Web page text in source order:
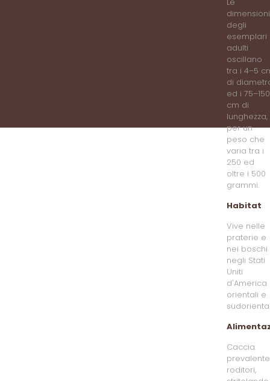
dimensioni
degli
esemplari
adulti
oscillano
tra i 4–5
di
ed i 75–150
cm di
lunghezza,
per un
peso che
varia tra i
250 ed
oltre i 500
grammi.
Habitat
Vive nelle
praterie e
nei boschi
negli Stati
Uniti
d'America
orientali e
Caccia
roditori,